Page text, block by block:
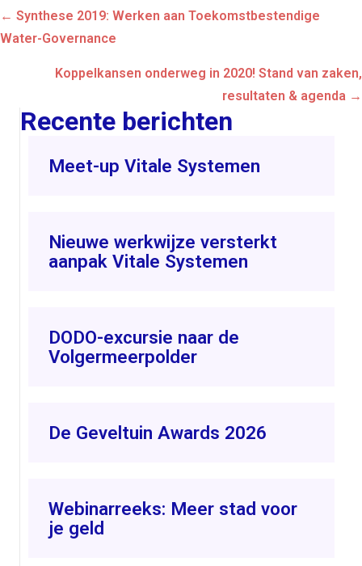
Posts
navigation
← Synthese 2019: Werken aan Toekomstbestendige
Water-Governance
Koppelkansen onderweg in 2020! Stand van zaken,
resultaten & agenda →
Recente berichten
Meet-up Vitale Systemen
Nieuwe werkwijze versterkt
aanpak Vitale Systemen
DODO-excursie naar de
Volgermeerpolder
De Geveltuin Awards 2026
Webinarreeks: Meer stad voor
je geld